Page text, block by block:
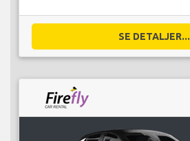
SE DETALJER...